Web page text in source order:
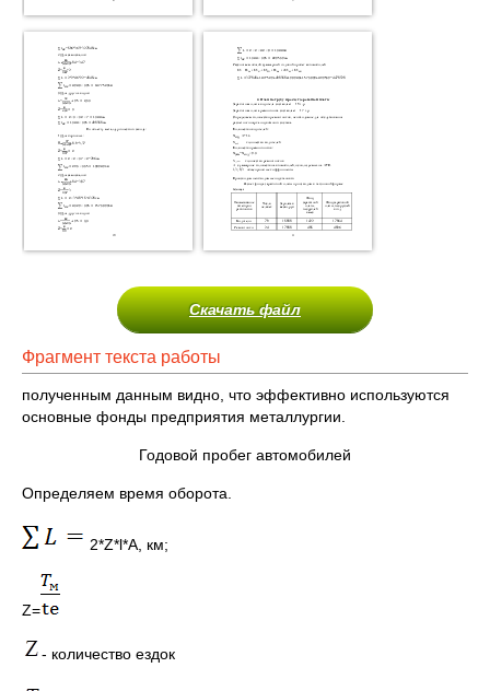
Скачать файл
Фрагмент текста работы
полученным данным видно, что эффективно используются
основные фонды предприятия металлургии.
Годовой пробег автомобилей
Определяем время оборота.
2*Z*l*A, км;
Z=
- количество ездок